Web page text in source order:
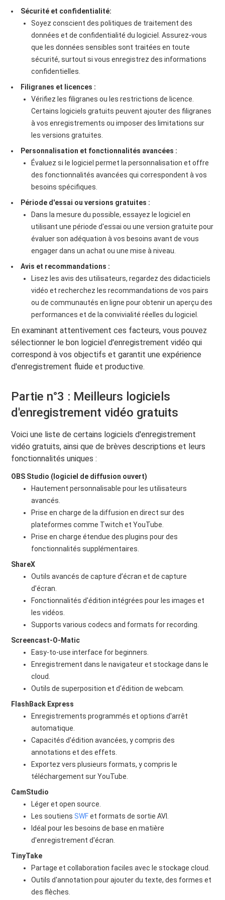
Sécurité et confidentialité:
Soyez conscient des politiques de traitement des
données et de confidentialité du logiciel. Assurez-vous
que les données sensibles sont traitées en toute
sécurité, surtout si vous enregistrez des informations
confidentielles.
Filigranes et licences :
Vérifiez les filigranes ou les restrictions de licence.
Certains logiciels gratuits peuvent ajouter des filigranes
à vos enregistrements ou imposer des limitations sur
les versions gratuites.
Personnalisation et fonctionnalités avancées :
Évaluez si le logiciel permet la personnalisation et offre
des fonctionnalités avancées qui correspondent à vos
besoins spécifiques.
Période d'essai ou versions gratuites :
Dans la mesure du possible, essayez le logiciel en
utilisant une période d'essai ou une version gratuite pour
évaluer son adéquation à vos besoins avant de vous
engager dans un achat ou une mise à niveau.
Avis et recommandations :
Lisez les avis des utilisateurs, regardez des didacticiels
vidéo et recherchez les recommandations de vos pairs
ou de communautés en ligne pour obtenir un aperçu des
performances et de la convivialité réelles du logiciel.
En examinant attentivement ces facteurs, vous pouvez
sélectionner le bon logiciel d'enregistrement vidéo qui
correspond à vos objectifs et garantit une expérience
d'enregistrement fluide et productive.
Partie n°3 : Meilleurs logiciels
d'enregistrement vidéo gratuits
Voici une liste de certains logiciels d'enregistrement
vidéo gratuits, ainsi que de brèves descriptions et leurs
fonctionnalités uniques :
OBS Studio (logiciel de diffusion ouvert)
Hautement personnalisable pour les utilisateurs
avancés.
Prise en charge de la diffusion en direct sur des
plateformes comme Twitch et YouTube.
Prise en charge étendue des plugins pour des
fonctionnalités supplémentaires.
ShareX
Outils avancés de capture d’écran et de capture
d’écran.
Fonctionnalités d'édition intégrées pour les images et
les vidéos.
Supports various codecs and formats for recording.
Screencast-O-Matic
Easy-to-use interface for beginners.
Enregistrement dans le navigateur et stockage dans le
cloud.
Outils de superposition et d'édition de webcam.
FlashBack Express
Enregistrements programmés et options d'arrêt
automatique.
Capacités d'édition avancées, y compris des
annotations et des effets.
Exportez vers plusieurs formats, y compris le
téléchargement sur YouTube.
CamStudio
Léger et open source.
Les soutiensSWFet formats de sortie AVI.
Idéal pour les besoins de base en matière
d'enregistrement d'écran.
TinyTake
Partage et collaboration faciles avec le stockage cloud.
Outils d'annotation pour ajouter du texte, des formes et
des flèches.